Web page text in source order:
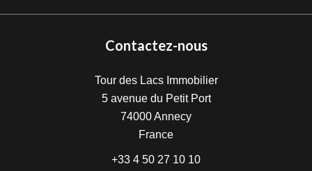
Contactez-nous
Tour des Lacs Immobilier
5 avenue du Petit Port
74000Annecy
France
+33 4 50 27 10 10